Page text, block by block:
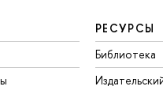
РЕСУРСЫ
Библиотека